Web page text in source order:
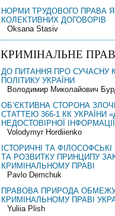
НОРМИ ТРУДОВОГО ПРАВА
КОЛЕКТИВНИХ ДОГОВОРІВ
Oksana Stasiv
КРИМІНАЛЬНЕ
ДО ПИТАННЯ ПРО СУЧАСНУ
ПОЛІТИКУ УКРАЇНИ
Володимир Миколайович
ОБ’ЄКТИВНА СТОРОНА
СТАТТЕЮ 366-1 КК УКРАЇНИ
НЕДОСТОВІРНОЇ
Volodymyr Hordiienko
ІСТОРИЧНІ ТА
ТА РОЗВИТКУ ПРИНЦИПУ
КРИМІНАЛЬНОМУ ПРАВІ
Pavlo Demchuk
ПРАВОВА ПРИРОДА
КРИМІНАЛЬНОМУ ПРАВІ
Yuliia Plish